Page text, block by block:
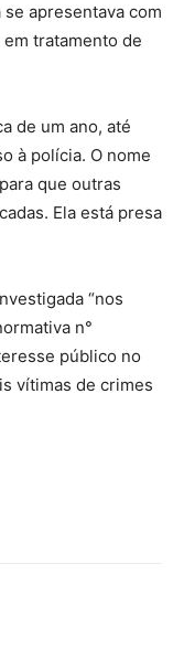
apresentava com
tratamento de
de um ano, até
à polícia. O nome
que outras
Ela está presa
“nos
n°
público no
vítimas de crimes